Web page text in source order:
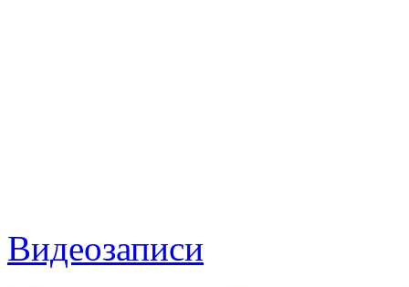
Видеозаписи